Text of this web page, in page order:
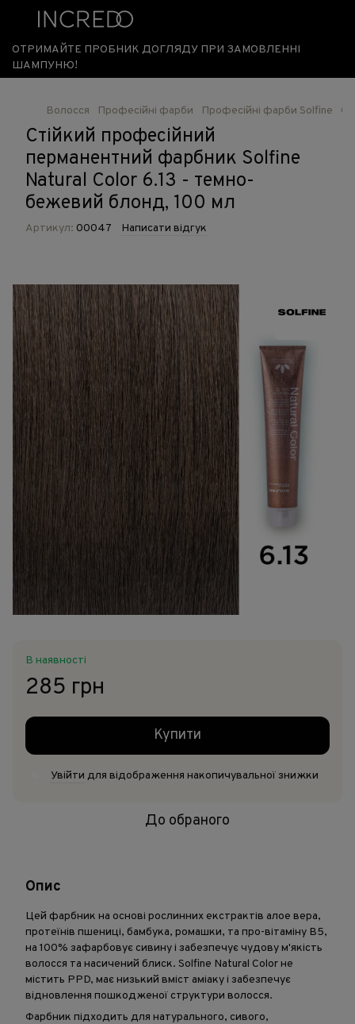
ОТРИМАЙТЕ ПРОБНИК ДОГЛЯДУ ПРИ ЗАМОВЛЕННІ
ШАМПУНЮ!
Волосся Професійні фарби Професійні фарби Solfine
Стійкий професійний
перманентний фарбник Solfine
Natural Color 6.13 - темно-
бежевий блонд, 100 мл
Артикул: 00047 Написати відгук
В наявності
285 грн
Купити
Увійти для відображення накопичувальної знижки
До обраного
Опис
Цей фарбник на основі рослинних екстрактів алое вера,
протеїнів пшениці, бамбука, ромашки, та про-вітаміну B5,
на 100% зафарбовує сивину і забезпечує чудову м'якість
волосся та насичений блиск. Solfine Natural Color не
містить PPD, має низький вміст аміаку і забезпечує
відновлення пошкодженої структури волосся.
Фарбник підходить для натурального, сивого,